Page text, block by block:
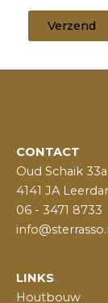
CONTACT
Oud Schaik 33a
4141 JA
06 - 3471 8733
LINKS
Houtbouw